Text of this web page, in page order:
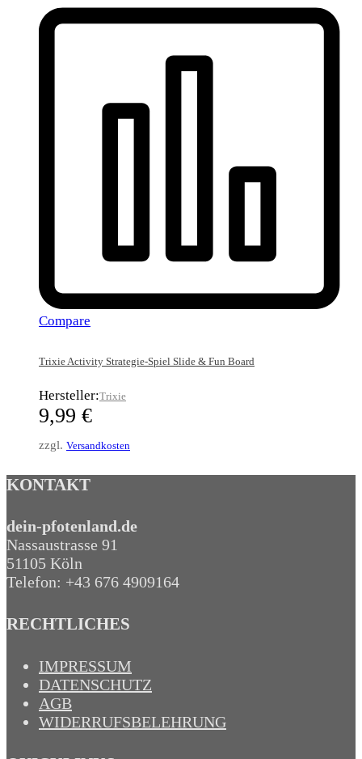
Compare
Trixie Activity Strategie-Spiel Slide & Fun Board
Hersteller:Trixie
9,99 €
zzgl. Versandkosten
KONTAKT
dein-pfotenland.de
Nassaustrasse 91
51105 Köln
Telefon: +43 676 4909164‬
RECHTLICHES
IMPRESSUM
DATENSCHUTZ
AGB
WIDERRUFSBELEHRUNG